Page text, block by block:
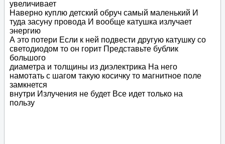
увеличивает
Наверно куплю детский обруч самый маленький И
туда засуну провода И вообще катушка излучает
энергию
А это потери Если к ней подвести другую катушку со
светодиодом то он горит Представьте бублик
большого
диаметра и толщины из диэлектрика На него
намотать с шагом такую косичку то магнитное поле
замкнется
внутри Излучения не будет Все идет только на
пользу